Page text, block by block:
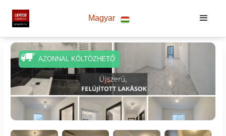
Magyar
AZONNAL KÖLTÖZHETŐ